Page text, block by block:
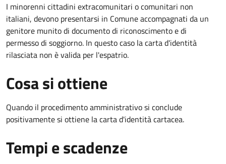
I minorenni cittadini extracomunitari o comunitari non
italiani, devono presentarsi in Comune accompagnati da un
genitore munito di documento di riconoscimento e di
permesso di soggiorno. In questo caso la carta d'identità
rilasciata non è valida per l'espatrio.
Cosa si ottiene
Quando il procedimento amministrativo si conclude
positivamente si ottiene la carta d'identità cartacea.
Tempi e scadenze